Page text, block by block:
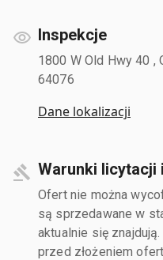
Inspekcje
1800 W Old Hwy 40 ,
64076
Dane lokalizacji
Warunki licytacji
Ofert nie można
są sprzedawane w
aktualnie się
przed złożeniem